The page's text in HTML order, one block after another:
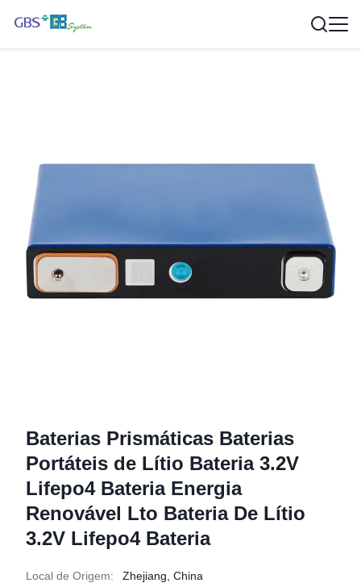
Baterias Prismáticas Baterias
Portáteis de Lítio Bateria 3.2V
Lifepo4 Bateria Energia
Renovável Lto Bateria De Lítio
3.2V Lifepo4 Bateria
Local de Origem: Zhejiang, China